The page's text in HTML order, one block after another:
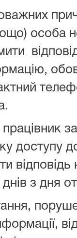
особа
доступу
днів з дня